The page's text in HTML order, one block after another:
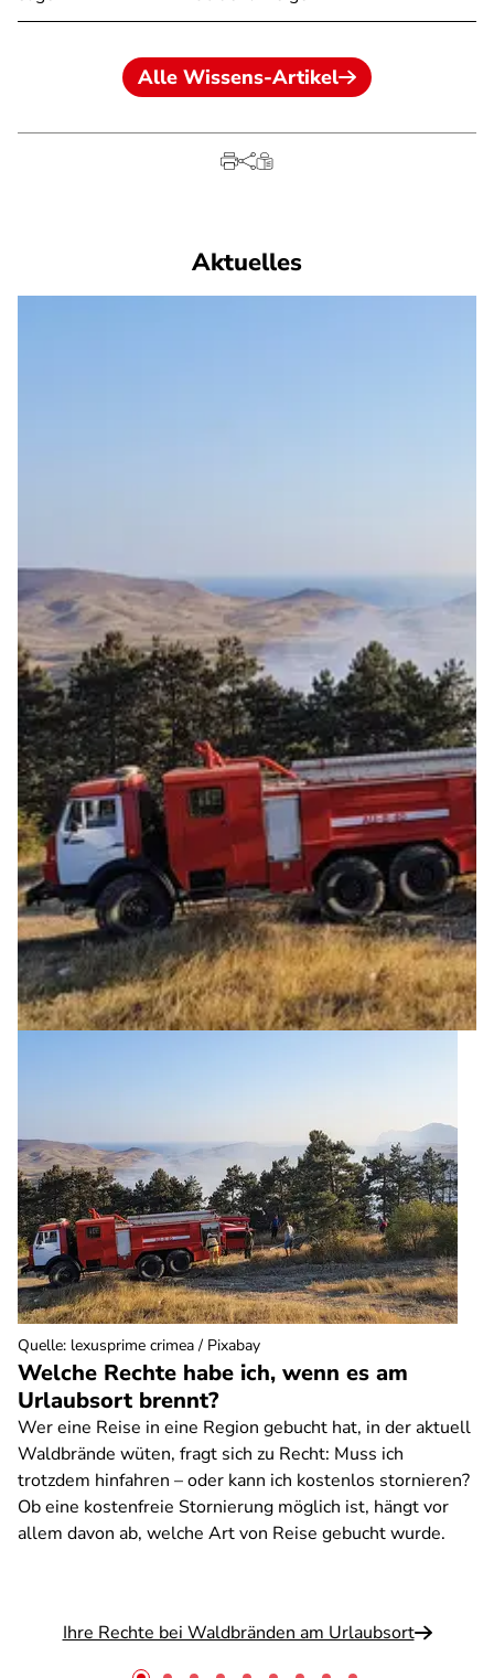
Alle Wissens-Artikel
Aktuelles
Welche Rechte habe ich, wenn es am
Urlaubsort brennt?
Wer eine Reise in eine Region gebucht hat, in der aktuell
Waldbrände wüten, fragt sich zu Recht: Muss ich
trotzdem hinfahren – oder kann ich kostenlos stornieren?
Ob eine kostenfreie Stornierung möglich ist, hängt vor
allem davon ab, welche Art von Reise gebucht wurde.
Ihre Rechte bei Waldbränden am Urlaubsort
Quelle: lexusprime crimea / Pixabay